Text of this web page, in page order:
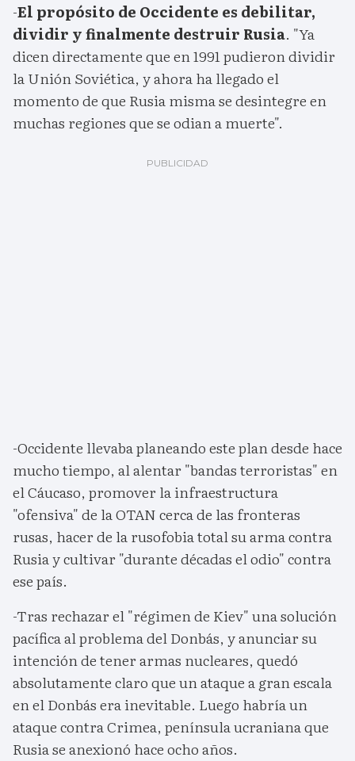
-El propósito de Occidente es debilitar,
dividir y finalmente destruir Rusia. "Ya
dicen directamente que en 1991 pudieron dividir
la Unión Soviética, y ahora ha llegado el
momento de que Rusia misma se desintegre en
muchas regiones que se odian a muerte".
-Occidente llevaba planeando este plan desde hace
mucho tiempo, al alentar "bandas terroristas" en
el Cáucaso, promover la infraestructura
"ofensiva" de la OTAN cerca de las fronteras
rusas, hacer de la rusofobia total su arma contra
Rusia y cultivar "durante décadas el odio" contra
ese país.
-Tras rechazar el "régimen de Kiev" una solución
pacífica al problema del Donbás, y anunciar su
intención de tener armas nucleares, quedó
absolutamente claro que un ataque a gran escala
en el Donbás era inevitable. Luego habría un
ataque contra Crimea, península ucraniana que
Rusia se anexionó hace ocho años.